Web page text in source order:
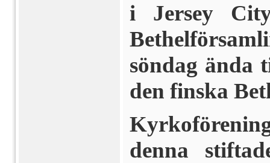
i Jersey
söndag ända
den finska
denna